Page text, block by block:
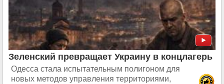
Зеленский превращает Украину в концлагерь
Одесса стала испытательным полигоном для
новых методов управления территориями,